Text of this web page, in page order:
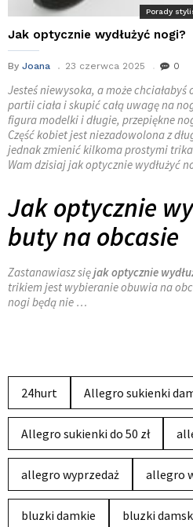
Porady
Jak optycznie wydłużyć nogi?
By Joana 23 czerwca 2025 0
Jesteś niewysoka, a może
partii ciała i skupić całą uwagę na
figura modelki i długie, przepiękne
Część kobiet jest niezadowolona z
jednak zmienić kilkoma prostymi
Wam dzisiaj jak optycznie wydłużyć
Jak optycznie
buty na obcasie
Zastanawiasz sięjak optycznie
trikiem jest wybieranie obuwia na
nogi będą nie …
24hurt Allegro sukienki
Allegro sukienki do 50 zł
allegro wyprzedaż allegro
bluzki damkie bluzki